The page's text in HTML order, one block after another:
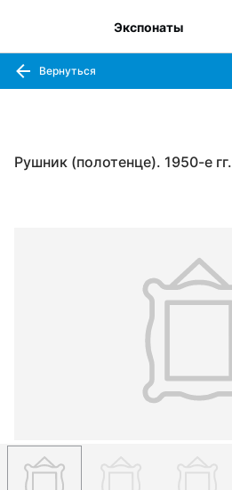
Экспонаты
Вернуться
Рушник (полотенце). 1950-е гг.